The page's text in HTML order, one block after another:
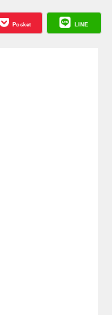
Pocket LINE